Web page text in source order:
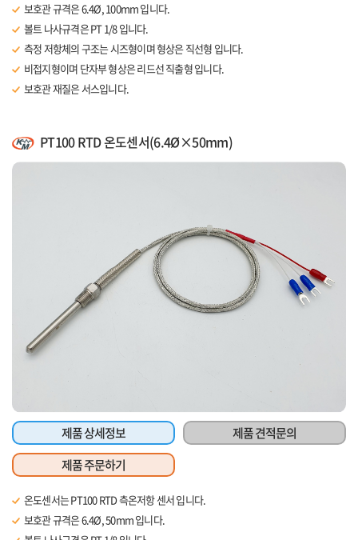
보호관 규격은 6.4Ø, 100mm 입니다.
볼트 나사규격은 PT 1/8 입니다.
측정 저항체의 구조는 시즈형이며 형상은 직선형 입니다.
비접지형이며 단자부 형상은 리드선 직출형 입니다.
보호관 재질은 서스입니다.
PT100 RTD 온도센서(6.4Ø×50mm)
제품 상세정보
제품 견적문의
제품 주문하기
온도센서는 PT100 RTD 측온저항 센서 입니다.
보호관 규격은 6.4Ø, 50mm 입니다.